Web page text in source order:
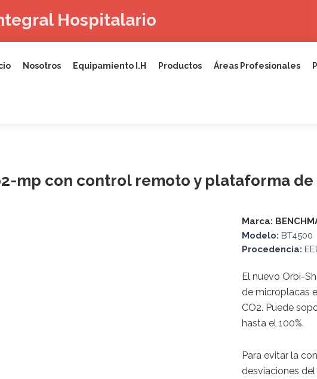
Hospitalario
Nosotros Equipamiento I.H Productos Áreas Profesionales
mp con control remoto y plataforma de
Marca:
Modelo: BT4500
Procedencia:
El nuevo Orbi-
de microplacas
CO2. Puede
hasta el 100%.
Para evitar la
desviaciones